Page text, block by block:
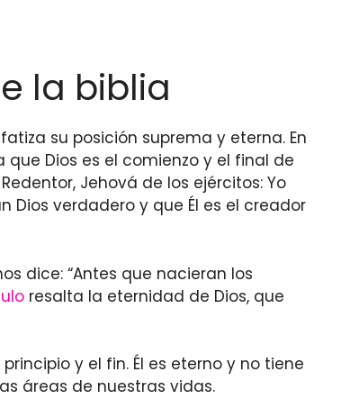
la biblia
su posición suprema y eterna. En
que Dios es el comienzo y el final de
Jehová de los ejércitos: Yo
Dios verdadero y que Él es el creador
dice: “Antes que nacieran los
resalta la eternidad de Dios, que
y el fin. Él es eterno y no tiene
áreas de nuestras vidas.